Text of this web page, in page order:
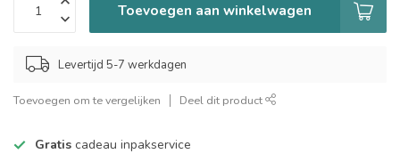
Toevoegen aan winkelwagen
Levertijd 5-7 werkdagen
Toevoegen om te vergelijken Deel dit product
Gratis cadeau inpakservice